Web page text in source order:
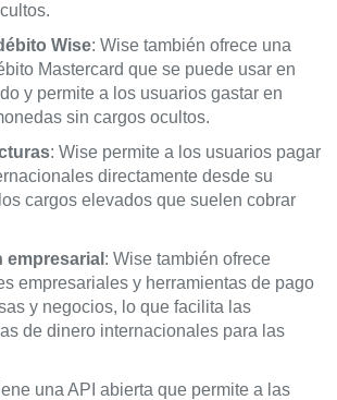
Wise: Wise también ofrece una
Mastercard que se puede usar en
y permite a los usuarios gastar en
sin cargos ocultos.
: Wise permite a los usuarios pagar
directamente desde su
cargos elevados que suelen cobrar
empresarial : Wise también ofrece
empresariales y herramientas de pago
y negocios, lo que facilita las
de dinero internacionales para las
una API abierta que permite a las